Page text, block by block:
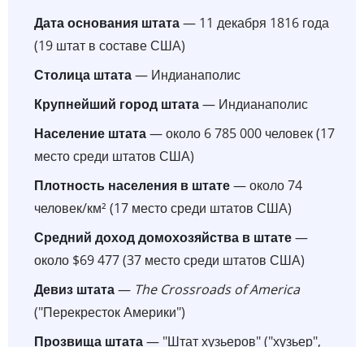
Дата основания штата— 11 декабря 1816 года
(19 штат в составе США)
Столица штата— Индианаполис
Крупнейший город штата— Индианаполис
Население штата— около 6 785 000 человек (17
место среди штатов США)
Плотность населения в штате— около 74
человек/км² (17 место среди штатов США)
Средний доход домохозяйства в штате—
около $69 477 (37 место среди штатов США)
Девиз штата— The Crossroads of America
("Перекресток Америки")
Прозвища штата— "Штат хузьеров" ("хузьер",